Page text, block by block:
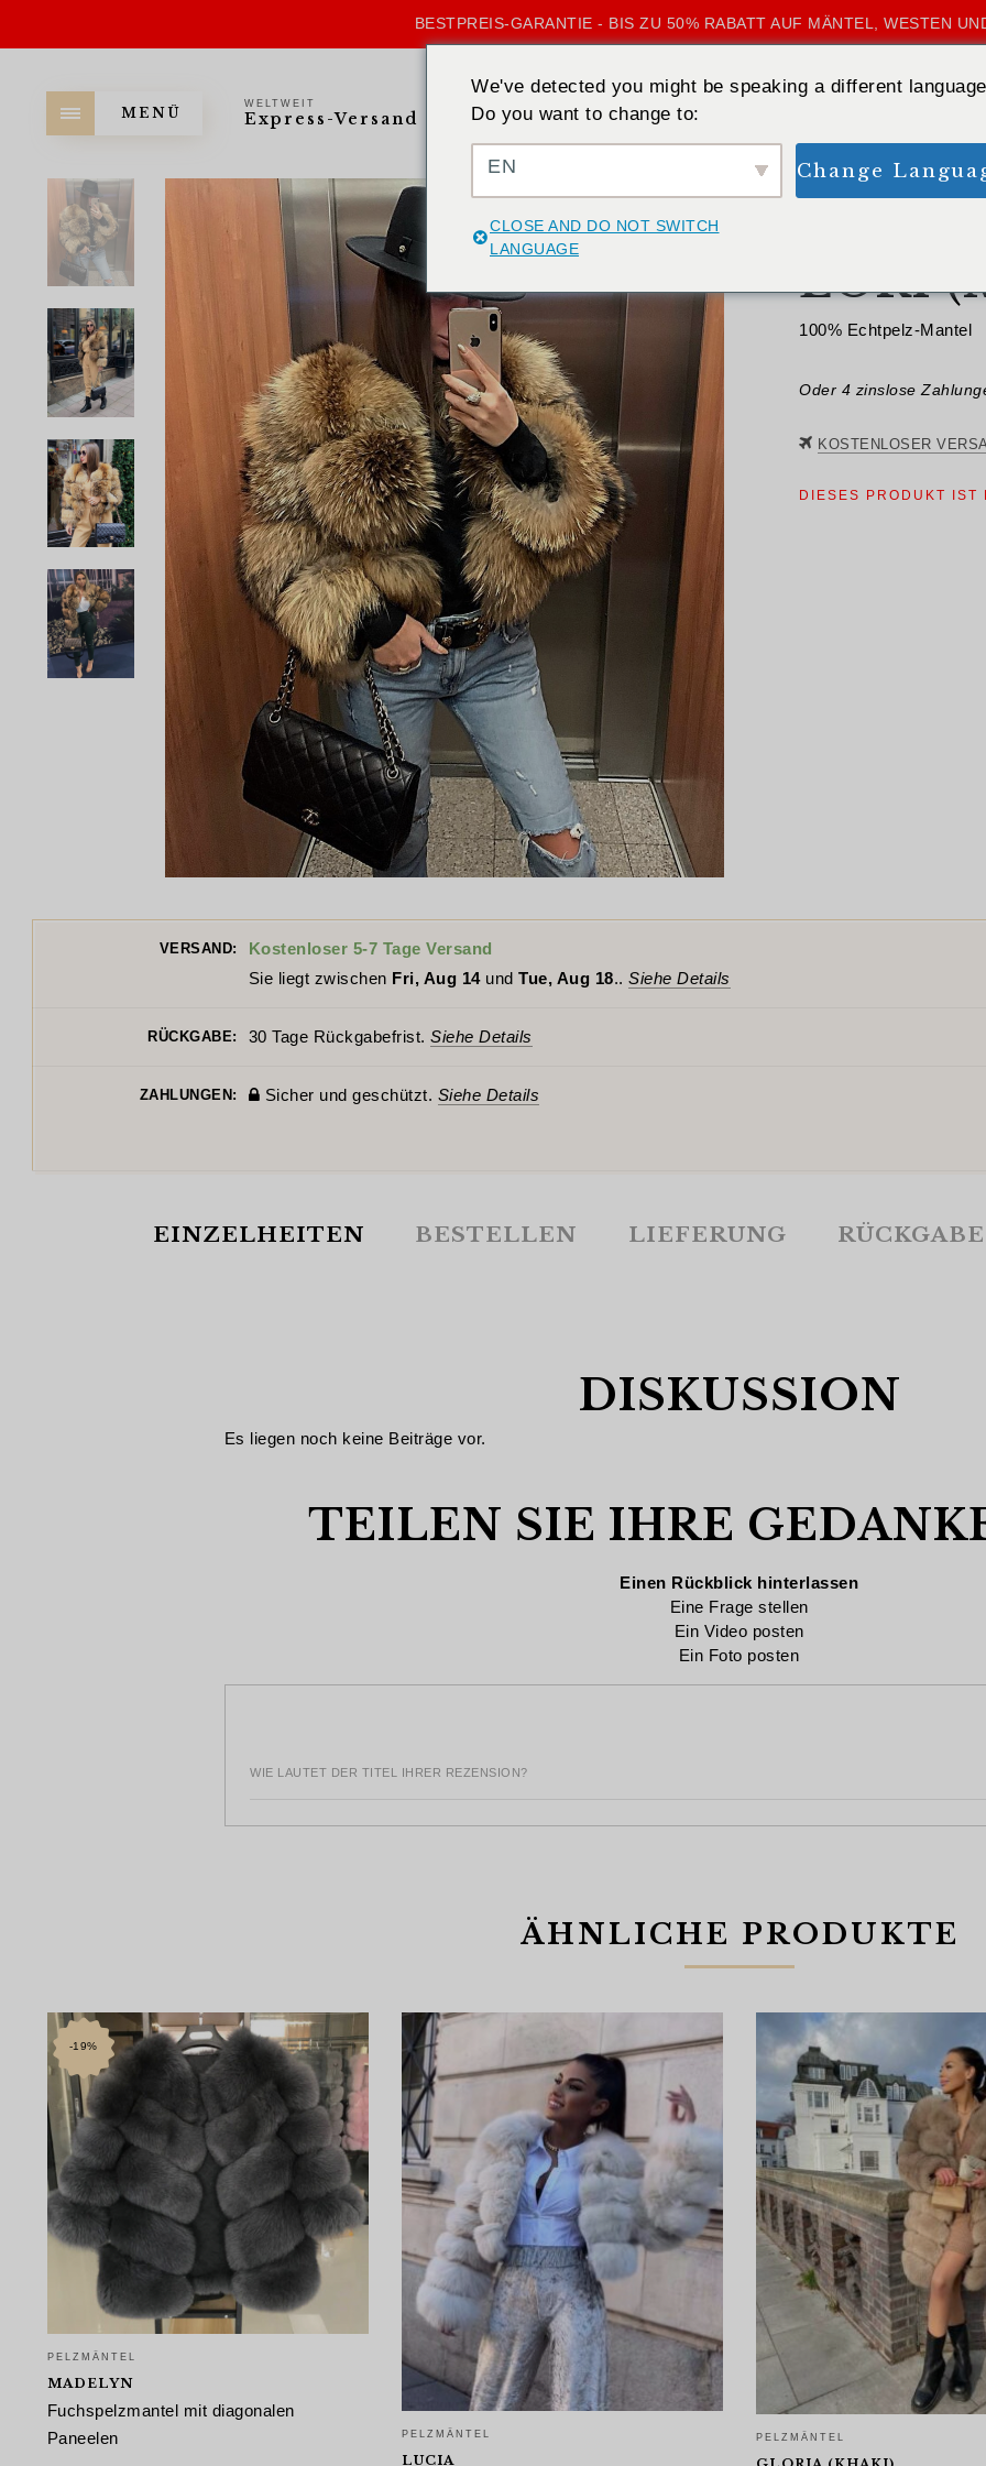
BESTPREIS-GARANTIE - BIS ZU 50% RABATT AUF MÄNTEL, WESTEN
MENÜ
WELTWEIT
Express-Versand
ZURÜCK
LORI
100% Echtpelz-Mantel
Oder 4 zinslose
KOSTENLOSER
DIESES PRODUKT IST
VERSAND:
Kostenloser 5-7 Tage Versand
Sie liegt zwischen Fri, Aug 14und Tue, Aug 18.. Siehe Details
RÜCKGABE: 30 Tage Rückgabefrist. Siehe Details
ZAHLUNGEN: Sicher und geschützt. Siehe Details
EINZELHEITEN BESTELLEN LIEFERUNG RÜCKGABE
DISKUSSION
Es liegen noch keine Beiträge vor.
TEILEN SIE IHRE
Einen Rückblick hinterlassen
Eine Frage stellen
Ein Video posten
Ein Foto posten
WIE LAUTET DER TITEL IHRER REZENSION?
ÄHNLICHE PRODUKTE
-19%
PELZMÄNTEL
MADELYN
Fuchspelzmantel mit diagonalen
Paneelen
PELZMÄNTEL
LUCIA
PELZMÄNTEL
We've detected you might be speaking a different
Do you want to change to:
EN Change
CLOSE AND DO NOT SWITCH
LANGUAGE